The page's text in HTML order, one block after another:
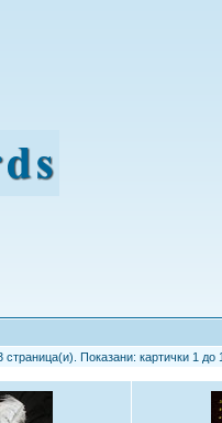
страница(и). Показани: картички 1 до